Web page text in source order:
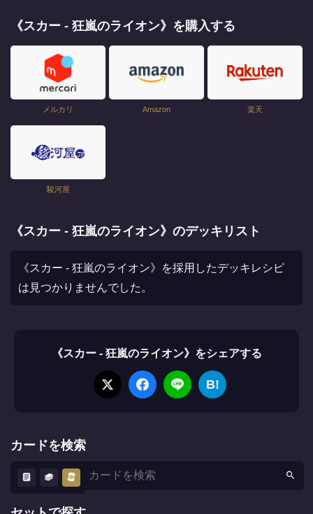
《スカー - 狂嵐のライオン》を購入する
メルカリ Amazon 楽天
駿河屋
《スカー - 狂嵐のライオン》のデッキリスト
《スカー - 狂嵐のライオン》を採用したデッキレシピ
は見つかりませんでした。
《スカー - 狂嵐のライオン》をシェアする
B!
カードを検索